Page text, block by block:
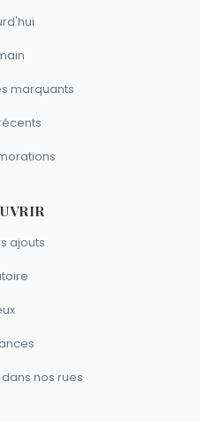
marquants
ajouts
nos rues